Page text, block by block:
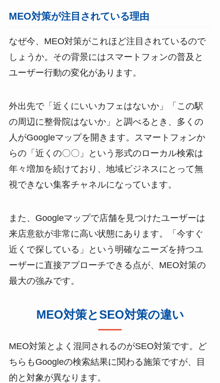
MEO対策が注目されている理由
なぜ今、MEO対策がこれほど注目されているので
しょうか。その背景にはスマートフォンの普及と
ユーザー行動の変化があります。
外出先で「近くにいいカフェはないか」「この駅
の周辺に整骨院はないか」と調べるとき、多くの
人がGoogleマップを開きます。スマートフォンか
らの「近くの〇〇」という形式のローカル検索は
年々増加を続けており、地域ビジネスにとって無
視できない集客チャネルになっています。
また、Googleマップで店舗を見つけたユーザーは
来店意欲が非常に高い状態にあります。「今すぐ
近くで探している」という明確なニーズを持つユ
ーザーに直接アプローチできる点が、MEO対策の
最大の強みです。
MEO対策とSEO対策の違い
MEO対策とよく混同されるのがSEO対策です。ど
ちらもGoogleの検索結果に関わる施策ですが、目
的と対象が異なります。